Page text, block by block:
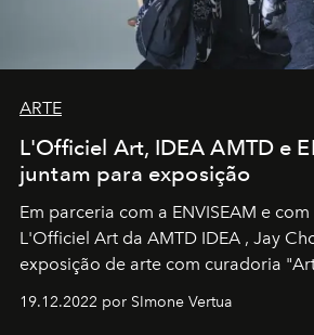
ARTE
L'Officiel Art, IDEA AMTD e
juntam para exposição
Em parceria com a ENVISEAM e
L'Officiel Art da AMTD IDEA , Jay
exposição de arte com curadoria
19.12.2022 por SImone Vertua